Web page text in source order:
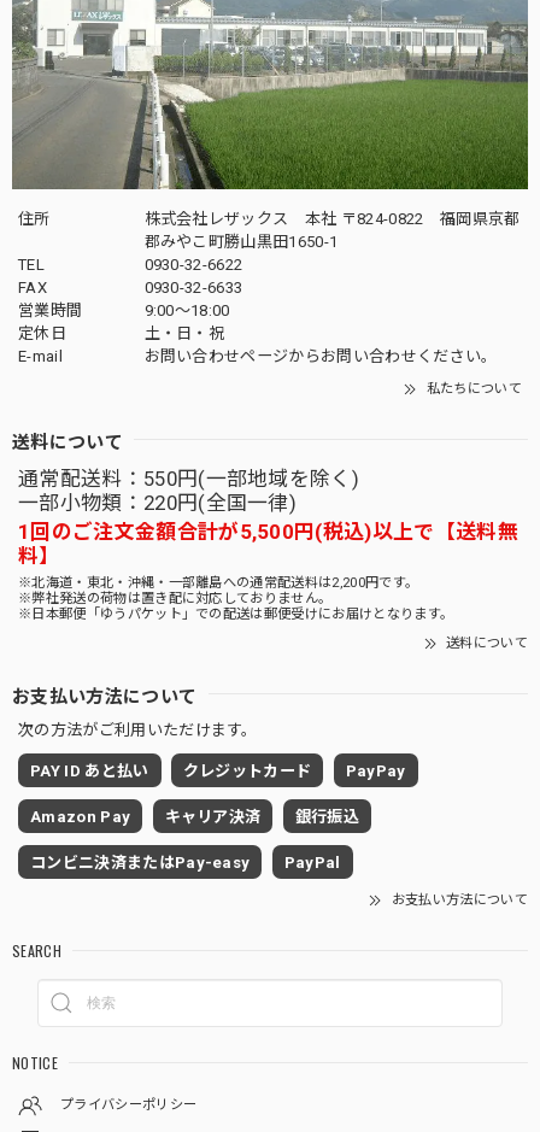
住所
株式会社レザックス 本社 〒824-0822 福岡県京都
郡みやこ町勝山黒田1650-1
TEL
0930-32-6622
FAX
0930-32-6633
営業時間
9:00〜18:00
定休日
土・日・祝
E-mail
お問い合わせページからお問い合わせください。
私たちについて
送料について
通常配送料：550円(一部地域を除く)
一部小物類：220円(全国一律)
1回のご注文金額合計が5,500円(税込)以上で【送料無
料】
※北海道・東北・沖縄・一部離島への通常配送料は2,200円です。
※弊社発送の荷物は置き配に対応しておりません。
※日本郵便「ゆうパケット」での配送は郵便受けにお届けとなります。
送料について
お支払い方法について
次の方法がご利用いただけます。
PAY ID あと払い クレジットカード PayPay
Amazon Pay キャリア決済 銀行振込
コンビニ決済またはPay-easy PayPal
お支払い方法について
SEARCH
NOTICE
プライバシーポリシー